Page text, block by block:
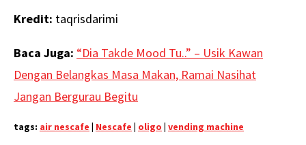
Kredit: taqrisdarimi
Baca Juga: “Dia Takde Mood Tu..” – Usik Kawan
Dengan Belangkas Masa Makan, Ramai Nasihat
Jangan Bergurau Begitu
tags: air nescafe | Nescafe | oligo | vending machine